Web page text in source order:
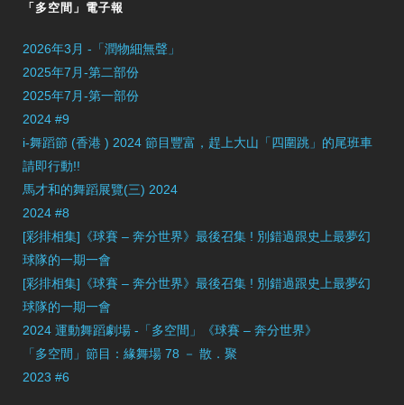
「多空間」電子報
2026年3月 -「潤物細無聲」
2025年7月-第二部份
2025年7月-第一部份
2024 #9
i-舞蹈節 (香港 ) 2024 節目豐富，趕上大山「四圍跳」的尾班車
請即行動!!
馬才和的舞蹈展覽(三) 2024
2024 #8
[彩排相集]《球賽 – 奔分世界》最後召集 ! 別錯過跟史上最夢幻
球隊的一期一會
[彩排相集]《球賽 – 奔分世界》最後召集 ! 別錯過跟史上最夢幻
球隊的一期一會
2024 運動舞蹈劇場 -「多空間」《球賽 – 奔分世界》
「多空間」節目：緣舞場 78 － 散．聚
2023 #6